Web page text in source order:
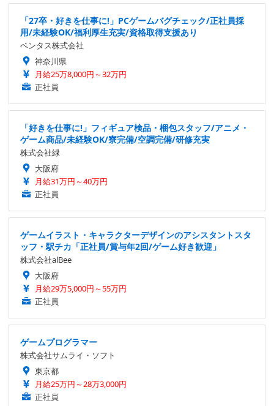
「27卒・好きを仕事に!」PCゲームバグチェック/正社員採
用/未経験OK/福利厚生充実/資格取得支援あり
ベンタス株式会社
神奈川県
月給25万8,000円～32万円
正社員
「好きを仕事に!」フィギュア検品・梱包スタッフ/アニメ・
ゲーム商品/未経験OK/寮完備/空調完備/研修充実
株式会社緑
大阪府
月給31万円～40万円
正社員
ゲームイラスト・キャラクターデザインのアシスタントスタ
ッフ・駅チカ「正社員/賞与年2回/ゲーム好き歓迎」
株式会社alBee
大阪府
月給29万5,000円～55万円
正社員
ゲームプログラマー
株式会社サムライ・ソフト
東京都
月給25万円～28万3,000円
正社員